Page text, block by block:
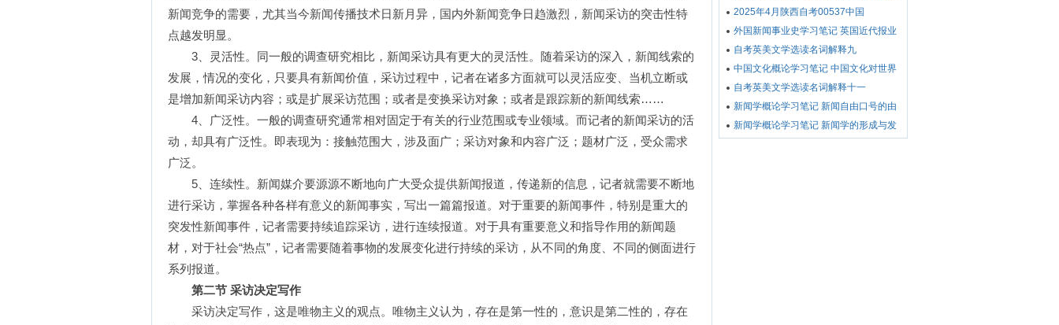
新闻竞争的需要，尤其当今新闻传播技术日新月异，国内外新闻竞争日趋激烈，新闻采访的突击性特
点越发明显。
3、灵活性。同一般的调查研究相比，新闻采访具有更大的灵活性。随着采访的深入，新闻线索的
发展，情况的变化，只要具有新闻价值，采访过程中，记者在诸多方面就可以灵活应变、当机立断或
是增加新闻采访内容；或是扩展采访范围；或者是变换采访对象；或者是跟踪新的新闻线索……
4、广泛性。一般的调查研究通常相对固定于有关的行业范围或专业领域。而记者的新闻采访的活
动，却具有广泛性。即表现为：接触范围大，涉及面广；采访对象和内容广泛；题材广泛，受众需求
广泛。
5、连续性。新闻媒介要源源不断地向广大受众提供新闻报道，传递新的信息，记者就需要不断地
进行采访，掌握各种各样有意义的新闻事实，写出一篇篇报道。对于重要的新闻事件，特别是重大的
突发性新闻事件，记者需要持续追踪采访，进行连续报道。对于具有重要意义和指导作用的新闻题
材，对于社会“热点”，记者需要随着事物的发展变化进行持续的采访，从不同的角度、不同的侧面进行
系列报道。
第二节 采访决定写作
采访决定写作，这是唯物主义的观点。唯物主义认为，存在是第一性的，意识是第二性的，存在
2025年4月陕西自考00537中国
外国新闻事业史学习笔记 英国近代报业
自考英美文学选读名词解释九
中国文化概论学习笔记 中国文化对世界
自考英美文学选读名词解释十一
新闻学概论学习笔记 新闻自由口号的由
新闻学概论学习笔记 新闻学的形成与发